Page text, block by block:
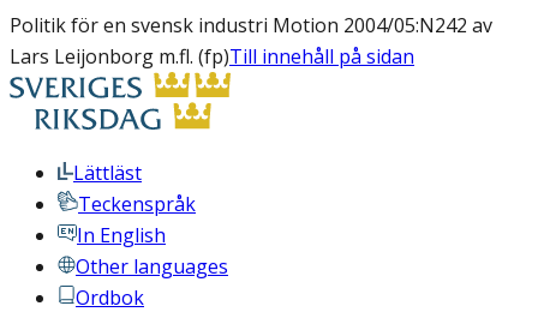
Politik för en svensk industri Motion 2004/05:N242 av
Lars Leijonborg m.fl. (fp)Till innehåll på sidan
Lättläst
Teckenspråk
In English
Other languages
Ordbok